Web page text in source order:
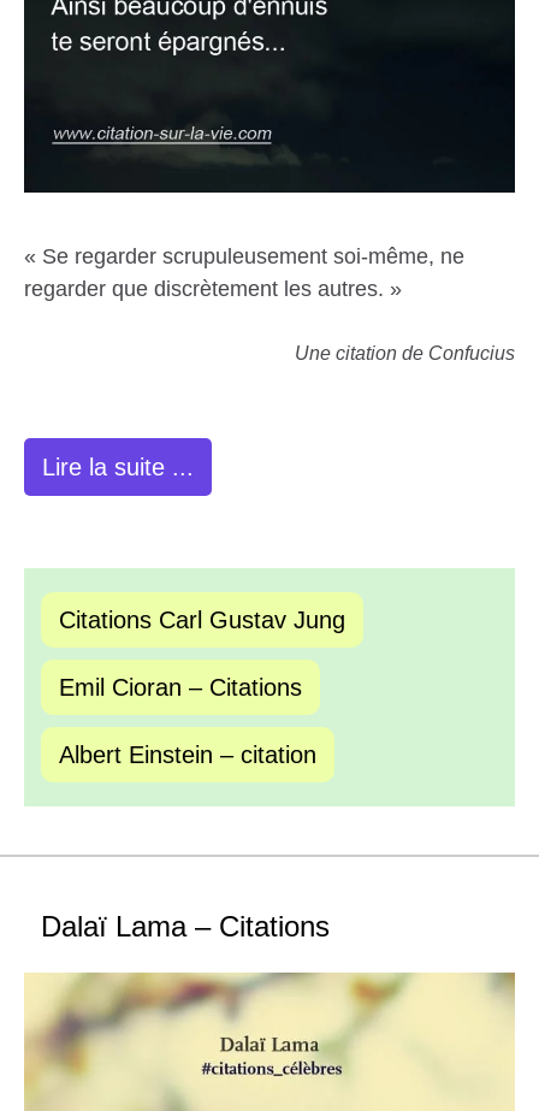
« Se regarder scrupuleusement soi-même, ne
regarder que discrètement les autres. »
Une citation de Confucius
Lire la suite ...
Citations Carl Gustav Jung
Emil Cioran – Citations
Albert Einstein – citation
Dalaï Lama – Citations